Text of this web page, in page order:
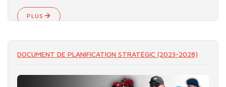
PLUS
DOCUMENT DE PLANIFICATION STRATÉGIC (2023-2028)